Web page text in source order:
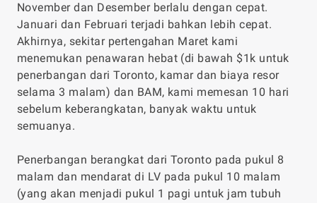
November dan Desember berlalu dengan cepat.
Januari dan Februari terjadi bahkan lebih cepat.
Akhirnya, sekitar pertengahan Maret kami
menemukan penawaran hebat (di bawah $1k untuk
penerbangan dari Toronto, kamar dan biaya resor
selama 3 malam) dan BAM, kami memesan 10 hari
sebelum keberangkatan, banyak waktu untuk
semuanya.
Penerbangan berangkat dari Toronto pada pukul 8
malam dan mendarat di LV pada pukul 10 malam
(yang akan menjadi pukul 1 pagi untuk jam tubuh